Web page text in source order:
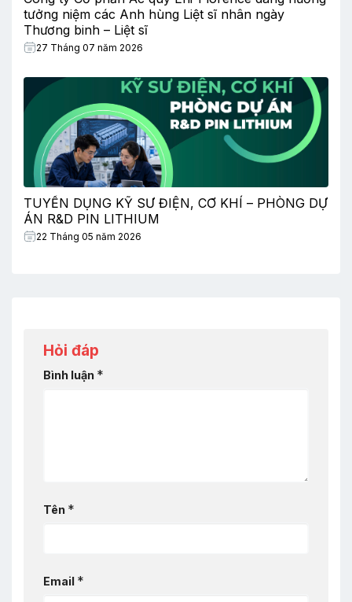
tưởng niệm các Anh hùng Liệt sĩ nhân ngày
Thương binh – Liệt sĩ
27 Tháng 07 năm 2026
TUYỂN DỤNG KỸ SƯ ĐIỆN, CƠ KHÍ – PHÒNG DỰ
ÁN R&D PIN LITHIUM
22 Tháng 05 năm 2026
Hỏi đáp
Bình luận *
Tên *
Email *